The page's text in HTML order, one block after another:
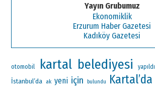
Yayın Grubumuz
Ekonomiklik
Erzurum Haber Gazetesi
Kadıköy Gazetesi
otomobil kartal belediyesi yapıldı
İstanbul’da ak yeni için bulundu Kartal’da